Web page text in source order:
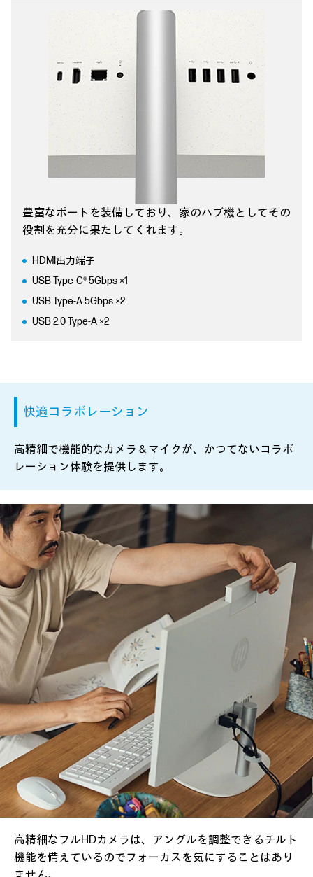
豊富なポートを装備しており、 家のハブ機としてその
役割を充分に果たしてくれます。
HDMI出力端子
USB Type-C® 5Gbps ×1
USB Type-A 5Gbps ×2
USB 2.0 Type-A ×2
快適コラボレーション
高精細で機能的なカメラ＆マイクが、かつてないコラボ
レーション体験を提供します。
高精細なフルHDカメラは、アングルを調整できるチルト
機能を備えているのでフォーカスを気にすることはあり